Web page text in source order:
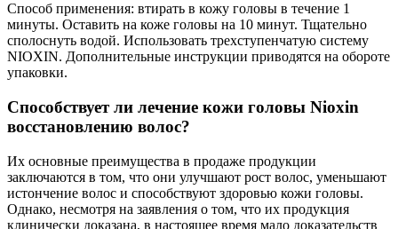
Способ применения: втирать в кожу головы в течение 1
минуты. Оставить на коже головы на 10 минут. Тщательно
сполоснуть водой. Использовать трехступенчатую систему
NIOXIN. Дополнительные инструкции приводятся на обороте
упаковки.
Способствует ли лечение кожи головы Nioxin
восстановлению волос?
Их основные преимущества в продаже продукции
заключаются в том, что они улучшают рост волос, уменьшают
истончение волос и способствуют здоровью кожи головы.
Однако, несмотря на заявления о том, что их продукция
клинически доказана, в настоящее время мало доказательств